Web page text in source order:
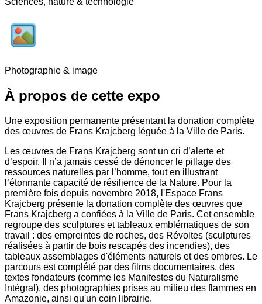
Photographie & image
À propos de cette expo
Une exposition permanente présentant la donation complète
des œuvres de Frans Krajcberg léguée à la Ville de Paris.
Les œuvres de Frans Krajcberg sont un cri d’alerte et
d’espoir. Il n’a jamais cessé de dénoncer le pillage des
ressources naturelles par l’homme, tout en illustrant
l’étonnante capacité de résilience de la Nature. Pour la
première fois depuis novembre 2018, l'Espace Frans
Krajcberg présente la donation complète des œuvres que
Frans Krajcberg a confiées à la Ville de Paris. Cet ensemble
regroupe des sculptures et tableaux emblématiques de son
travail : des empreintes de roches, des Révoltes (sculptures
réalisées à partir de bois rescapés des incendies), des
tableaux assemblages d'éléments naturels et des ombres. Le
parcours est complété par des films documentaires, des
textes fondateurs (comme les Manifestes du Naturalisme
Intégral), des photographies prises au milieu des flammes en
Amazonie, ainsi qu'un coin librairie.